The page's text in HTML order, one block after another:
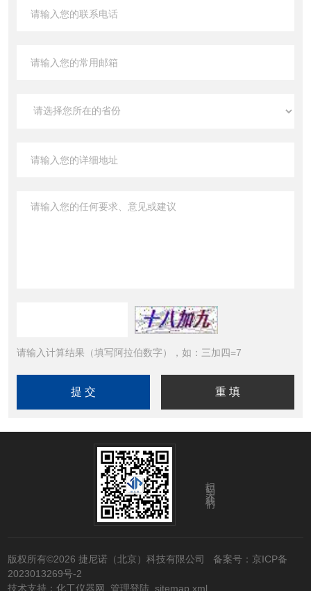
请输入计算结果（填写阿拉伯数字），如：三加四=7
扫码关注我们
版权所有©2026 捷尼诺（北京）科技有限公司 备案号：京ICP备
2023013269号-2
技术支持：化工仪器网 管理登陆 sitemap.xml